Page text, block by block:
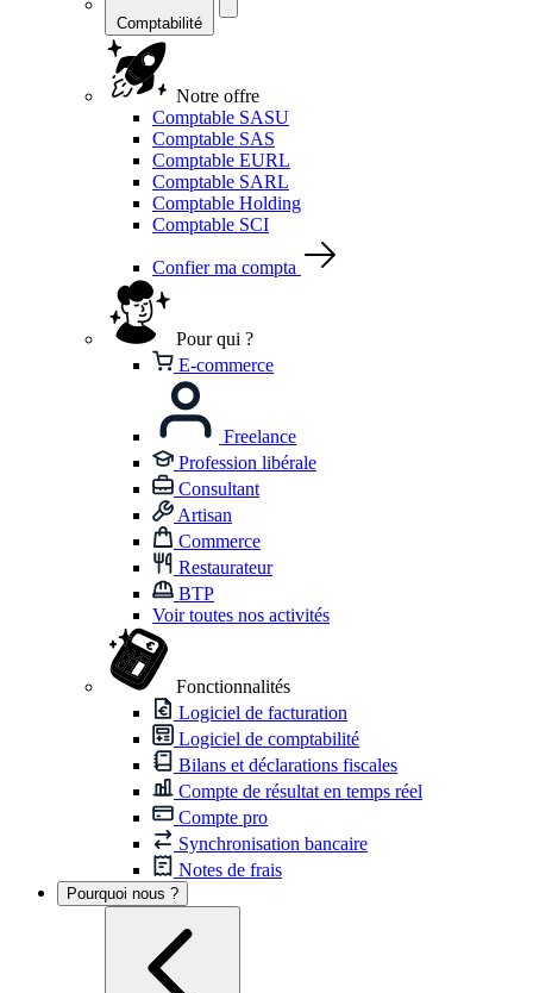
Comptabilité
Notre offre
Comptable SASU
Comptable SAS
Comptable EURL
Comptable SARL
Comptable Holding
Comptable SCI
Confier ma compta
Pour qui ?
E-commerce
Freelance
Profession libérale
Consultant
Artisan
Commerce
Restaurateur
BTP
Voir toutes nos activités
Fonctionnalités
Logiciel de facturation
Logiciel de comptabilité
Bilans et déclarations fiscales
Compte de résultat en temps réel
Compte pro
Synchronisation bancaire
Notes de frais
Pourquoi nous ?